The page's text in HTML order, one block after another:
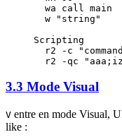
wa call main
w "string"
Scripting
r2 -c
r2 -qc
3.3 Mode Visual
V entre en mode Visual,
like :